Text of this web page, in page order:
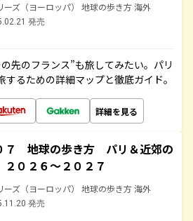
ーズ（ヨーロッパ） 地球の歩き方 海外
発売
先のフランス”も旅してみたい。パリ
るための詳細マップと徹底ガイド。
詳細を見る
７ 地球の歩き方 パリ＆近郊の
０２６～２０２７
ーズ（ヨーロッパ） 地球の歩き方 海外
発売